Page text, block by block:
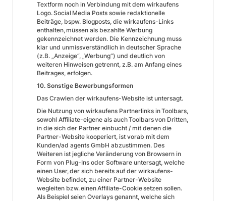
Textform noch in Verbindung mit dem wirkaufens
Logo. Social Media Posts sowie redaktionelle
Beiträge, bspw. Blogposts, die wirkaufens-Links
enthalten, müssen als bezahlte Werbung
gekennzeichnet werden. Die Kennzeichnung muss
klar und unmissverständlich in deutscher Sprache
(z.B. „Anzeige“, „Werbung“) und deutlich von
weiteren Hinweisen getrennt, z.B. am Anfang eines
Beitrages, erfolgen.
10. Sonstige Bewerbungsformen
Das Crawlen der wirkaufens-Website ist untersagt.
Die Nutzung von wirkaufens Partnerlinks in Toolbars,
sowohl Affiliate-eigene als auch Toolbars von Dritten,
in die sich der Partner einbucht / mit denen die
Partner-Website kooperiert, ist vorab mit dem
Kunden/ad agents GmbH abzustimmen. Des
Weiteren ist jegliche Veränderung von Browsern in
Form von Plug-Ins oder Software untersagt, welche
einen User, der sich bereits auf der wirkaufens-
Website befindet, zu einer Partner-Website
wegleiten bzw. einen Affiliate-Cookie setzen sollen.
Als Beispiel seien Overlays genannt, welche sich